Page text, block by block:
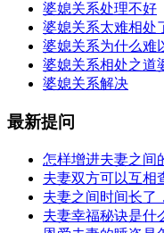
婆媳关系处理不好
婆媳关系太难相处
婆媳关系为什么难
婆媳关系相处之道
婆媳关系解决
最新提问
怎样增进夫妻之间
夫妻双方可以互相
夫妻之间时间长了
夫妻幸福秘诀是什